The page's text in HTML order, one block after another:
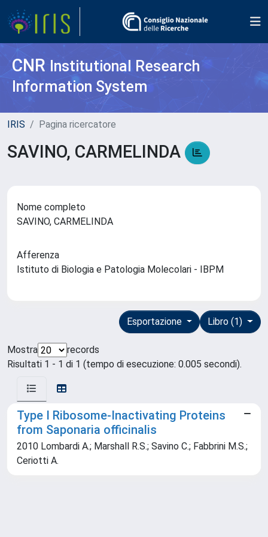
CNR Institutional Research
Information System
IRIS Pagina ricercatore
SAVINO, CARMELINDA
Nome completo
SAVINO, CARMELINDA
Afferenza
Istituto di Biologia e Patologia Molecolari - IBPM
Libro (1)
Esportazione
Mostra
records
Risultati 1 - 1 di 1 (tempo di esecuzione: 0.005 secondi).
Type I Ribosome-Inactivating Proteins
from Saponaria officinalis
2010 Lombardi A.; Marshall R.S.; Savino C.; Fabbrini M.S.;
Ceriotti A.